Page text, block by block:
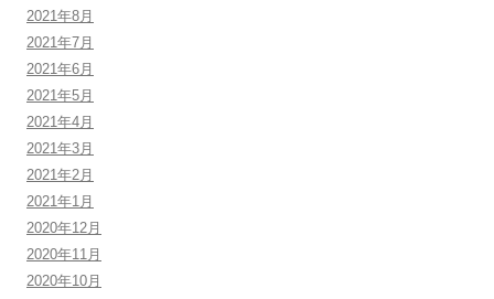
2021年8月
2021年7月
2021年6月
2021年5月
2021年4月
2021年3月
2021年2月
2021年1月
2020年12月
2020年11月
2020年10月